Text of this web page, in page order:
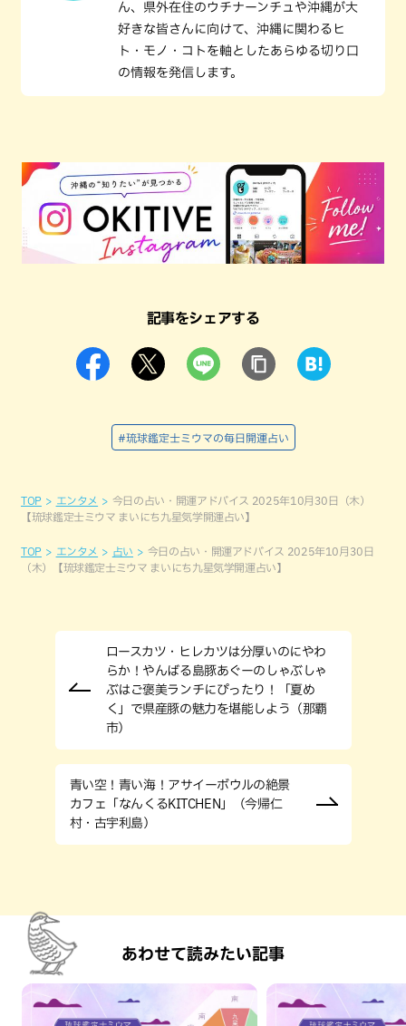
ん、県外在住のウチナーンチュや沖縄が大
好きな皆さんに向けて、沖縄に関わるヒ
ト・モノ・コトを軸としたあらゆる切り口
の情報を発信します。
記事をシェアする
#琉球鑑定士ミウマの毎日開運占い
TOP エンタメ
今日の占い・開運アドバイス 2025年10月30日（木）
【琉球鑑定士ミウマ まいにち九星気学開運占い】
TOP エンタメ 占い
今日の占い・開運アドバイス 2025年10月30日
（木）【琉球鑑定士ミウマ まいにち九星気学開運占い】
ロースカツ・ヒレカツは分厚いのにやわ
らか！やんばる島豚あぐーのしゃぶしゃ
ぶはご褒美ランチにぴったり！「夏め
く」で県産豚の魅力を堪能しよう（那覇
市）
青い空！青い海！アサイーボウルの絶景
カフェ「なんくるKITCHEN」（今帰仁
村・古宇利島）
あわせて読みたい記事